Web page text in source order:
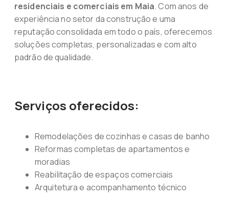
residenciais e comerciais em Maia. Com anos de
experiência no setor da construção e uma
reputação consolidada em todo o país, oferecemos
soluções completas, personalizadas e com alto
padrão de qualidade.
Serviços oferecidos:
Remodelações de cozinhas e casas de banho
Reformas completas de apartamentos e
moradias
Reabilitação de espaços comerciais
Arquitetura e acompanhamento técnico